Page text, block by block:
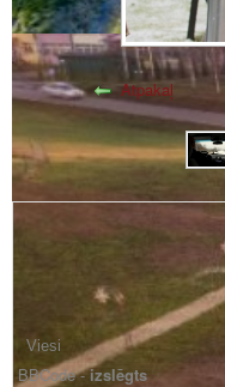
Atpakaļ
BBCode -izslēgts